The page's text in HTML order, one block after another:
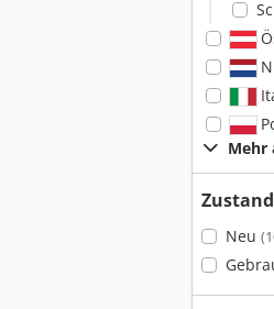
Mehr
Zustand
Neu